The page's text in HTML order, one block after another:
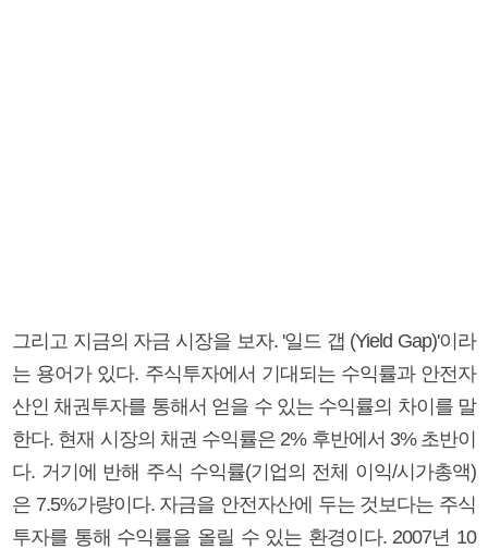
그리고 지금의 자금 시장을 보자. '일드 갭 (Yield Gap)'이라
는 용어가 있다. 주식투자에서 기대되는 수익률과 안전자
산인 채권투자를 통해서 얻을 수 있는 수익률의 차이를 말
한다. 현재 시장의 채권 수익률은 2% 후반에서 3% 초반이
다. 거기에 반해 주식 수익률(기업의 전체 이익/시가총액)
은 7.5%가량이다. 자금을 안전자산에 두는 것보다는 주식
투자를 통해 수익률을 올릴 수 있는 환경이다. 2007년 10